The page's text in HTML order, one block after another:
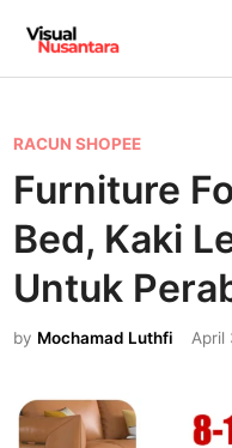
content
P
o
s
e
d
i
RACUN SHOPEE
Furniture
Bed, Kaki
Untuk
by Mochamad Luthfi April